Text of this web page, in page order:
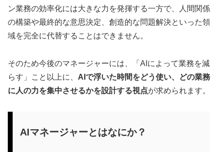
ン業務の効率化には大きな力を発揮する一方で、人間関係
の構築や最終的な意思決定、創造的な問題解決といった領
域を完全に代替することはできません。
そのため今後のマネージャーには、「AIによって業務を減
らす」こと以上に、 AIで浮いた時間をどう使い、どの業務
に人の力を集中させるかを設計する視点が求められます。
AIマネージャーとはなにか？